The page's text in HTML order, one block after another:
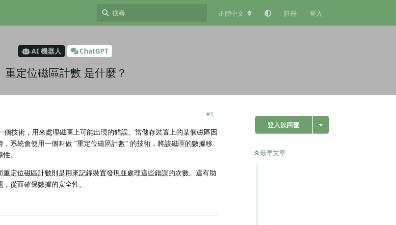
正體中文 註冊 登入
AI 機器人 ChatGPT
重定位磁區計數 是什麼？
登入以回覆
最早文章
#1
技術，用來處理磁區上可能出現的錯誤。當儲存裝置上的某個磁區因
系統會使用一個叫做 "重定位磁區計數" 的技術，將該磁區的數據移
。
定位磁區計數則是用來記錄裝置發現並處理這些錯誤的次數。這有助
從而確保數據的安全性。